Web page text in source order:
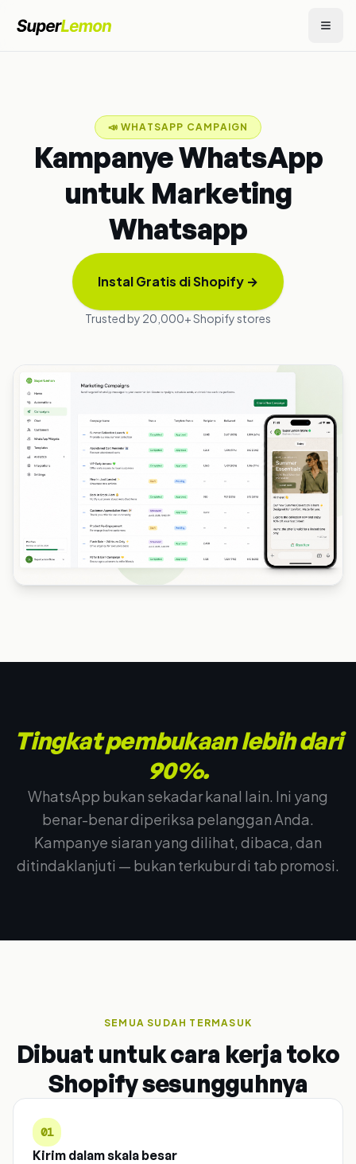
📣 WHATSAPP CAMPAIGN
Kampanye WhatsApp
untuk Marketing
Whatsapp
Instal Gratis di Shopify →
Trusted by 20,000+ Shopify stores
Tingkat pembukaan lebih dari
90%.
WhatsApp bukan sekadar kanal lain. Ini yang
benar-benar diperiksa pelanggan Anda.
Kampanye siaran yang dilihat, dibaca, dan
ditindaklanjuti — bukan terkubur di tab promosi.
SEMUA SUDAH TERMASUK
Dibuat untuk cara kerja toko
Shopify sesungguhnya
01
Kirim dalam skala besar